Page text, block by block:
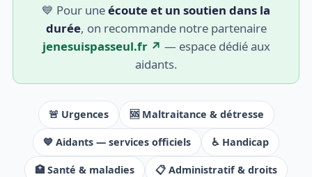
💙 Pour uneécoute et un soutien dans la
durée, on recommande notre partenaire
jenesuispasseul.fr ↗ — espace dédié aux
aidants.
🚨 Urgences 🆘 Maltraitance & détresse
💙 Aidants — services officiels ♿ Handicap
🏥 Santé & maladies 📋 Administratif & droits